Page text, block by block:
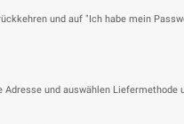
und auf "Ich habe mein
und auswählen